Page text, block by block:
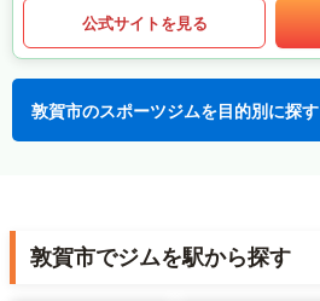
公式サイトを見る
敦賀市のスポーツジムを目的別に探す
敦賀市でジムを駅から探す